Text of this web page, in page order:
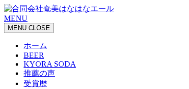
MENU
MENU CLOSE
ホーム
BEER
KYORA SODA
推薦の声
受賞歴